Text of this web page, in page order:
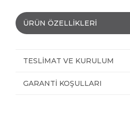
ÜRÜN ÖZELLIKLERI
TESLIMAT VE KURULUM
GARANTI KOŞULLARI